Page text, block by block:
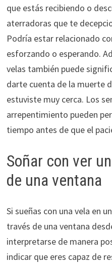
que estás recibiendo o
aterradoras que te
Podría estar relacionado
esforzando o esperando.
velas también puede
darte cuenta de la muerte
estuviste muy cerca. Los
arrepentimiento pueden
tiempo antes de que el
Soñar con ver
de una ventana
Si sueñas con una vela en
través de una ventana
interpretarse de manera
indicar que eres capaz de